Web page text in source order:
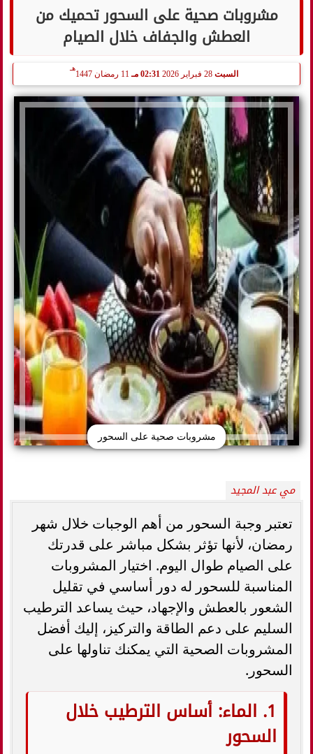
مشروبات صحية على السحور تحميك من
العطش والجفاف خلال الصيام
السبت 28 فبراير 2026 02:31 مـ 11 رمضان 1447
هـ
مشروبات صحية على السحور
مي عبد المجيد
تعتبر وجبة السحور من أهم الوجبات خلال شهر
رمضان، لأنها تؤثر بشكل مباشر على قدرتك
على الصيام طوال اليوم. اختيار المشروبات
المناسبة للسحور له دور أساسي في تقليل
الشعور بالعطش والإجهاد، حيث يساعد الترطيب
السليم على دعم الطاقة والتركيز، إليك أفضل
المشروبات الصحية التي يمكنك تناولها على
السحور.
1. الماء: أساس الترطيب خلال
السحور